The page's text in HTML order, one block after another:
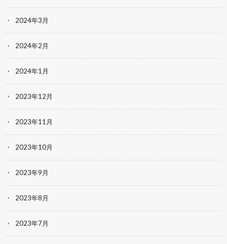
2024年3月
2024年2月
2024年1月
2023年12月
2023年11月
2023年10月
2023年9月
2023年8月
2023年7月